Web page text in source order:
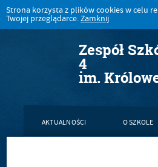
Strona korzysta z plików cookies w celu
Twojej przeglądarce.Zamknij
Zespół
4
im.
AKTUALNOŚCI O SZKOLE